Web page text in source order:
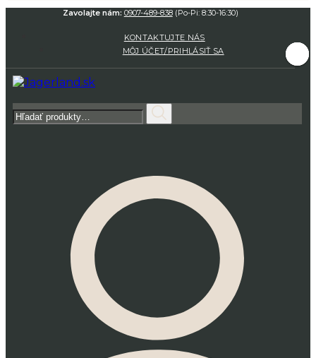
Zavolajte nám: 0907-489-838(Po-Pi: 8:30-16:30)
KONTAKTUJTE NÁS
MÔJ ÚČET/PRIHLÁSIŤ SA
Hľadať: